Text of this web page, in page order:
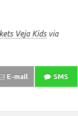
Veja Kidsvia
E-mail SMS